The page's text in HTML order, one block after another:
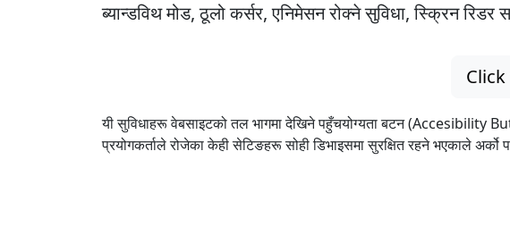
ब्यान्डविथ मोड, ठूलो कर्सर, एनिमेसन रोक्ने सुविधा, स्क्रिन
यी सुविधाहरू वेबसाइटको तल भागमा देखिने पहुँचयोग्यता बटन (Accesibility
प्रयोगकर्ताले रोजेका केही सेटिङहरू सोही डिभाइसमा सुरक्षित रहने भएकाले